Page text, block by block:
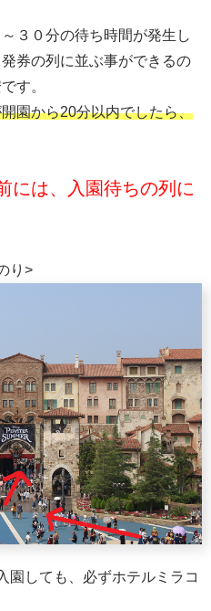
３０分の待ち時間が発生し
券の列に並ぶ事ができるの
す。
園から20分以内でしたら、
には、入園待ちの列に
り>
園しても、必ずホテルミラコ